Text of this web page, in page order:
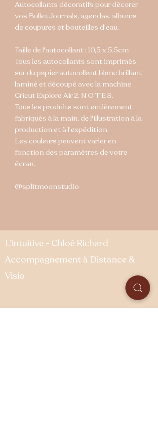
Autocollants décoratifs pour décorer
vos Bullet Journals, agendas, albums
de coupures et bouteilles d'eau.
Taille de l'autocollant : 10,5 x 5,5cm
Tous les autocollants sont imprimés
sur du papier autocollant blanc brillant
laminé et découpé avec la machine
Cricut Explore Air 2. N O T E S.
Tous les produits sont entièrement
fabriqués à la main, de l'illustration à la
production et à l'expédition.
Les couleurs peuvent varier en
fonction des paramètres de votre
écran.
@splitmoonstudio
L'Intuitive - Chloé Richard
Accompagnement à Distance &
Visio